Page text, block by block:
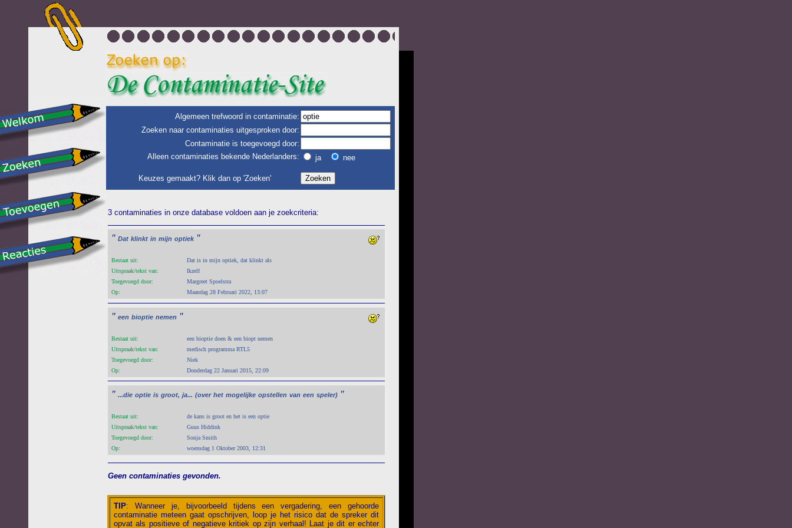
Algemeen trefwoord in contaminatie:
Zoeken naar contaminaties uitgesproken door:
Contaminatie is toegevoegd door:
Alleen contaminaties bekende Nederlanders:
ja nee
Keuzes gemaakt? Klik dan op 'Zoeken'
3 contaminaties in onze database voldoen aan je zoekcriteria:
" Dat klinkt in mijn optiek "
Bestaat uit:
Dat is in mijn optiek, dat klinkt als
Uitspraak/tekst van:
Ikzelf
Toegevoegd door:
Margreet Spoelstra
Op:
Maandag 28 Februari 2022, 13:07
" een bioptie nemen "
Bestaat uit:
een bioptie doen & een biopt nemen
Uitspraak/tekst van:
medisch programma RTL5
Toegevoegd door:
Niek
Op:
Donderdag 22 Januari 2015, 22:09
" ...die optie is groot, ja... (over het mogelijke opstellen van een speler) "
Bestaat uit:
de kans is groot en het is een optie
Uitspraak/tekst van:
Guus Hiddink
Toegevoegd door:
Sonja Smith
Op:
woensdag 1 Oktober 2003, 12:31
Geen contaminaties gevonden.
TIP: Wanneer je, bijvoorbeeld tijdens een vergadering, een gehoorde
contaminatie meteen gaat opschrijven, loop je het risico dat de spreker dit
opvat als positieve of negatieve kritiek op zijn verhaal! Laat je dit er echter